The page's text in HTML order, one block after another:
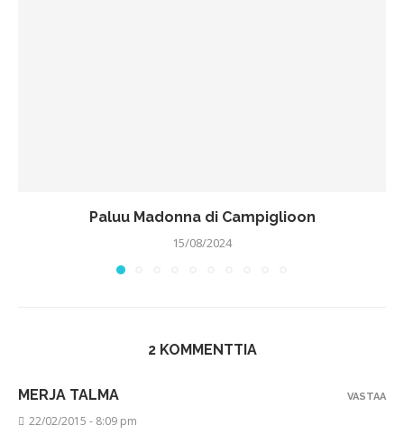
Paluu Madonna di Campiglioon
15/08/2024
2 KOMMENTTIA
MERJA TALMA
22/02/2015 - 8:09 pm
VASTAA